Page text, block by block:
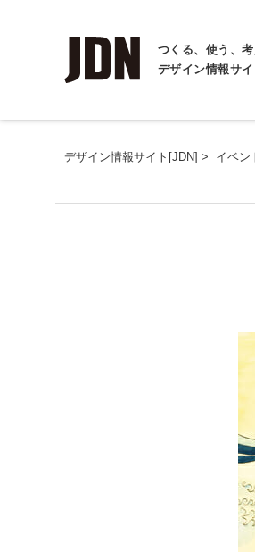
つくる、使う、
デザイン情報サイ
デザイン情報サイト[JDN] > イベン